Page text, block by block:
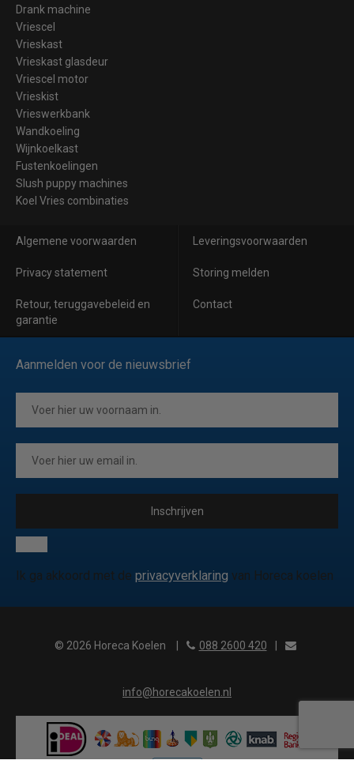
Drank machine
Vriescel
Vrieskast
Vrieskast glasdeur
Vriescel motor
Vrieskist
Vrieswerkbank
Wandkoeling
Wijnkoelkast
Fustenkoelingen
Slush puppy machines
Koel Vries combinaties
Algemene voorwaarden Leveringsvoorwaarden
Privacy statement Storing melden
Retour, teruggavebeleid en
garantie
Contact
Aanmelden voor de nieuwsbrief
Inschrijven
Ik ga akkoord met de privacyverklaring van Horeca koelen
© 2026 Horeca Koelen 088 2600 420
info@horecakoelen.nl